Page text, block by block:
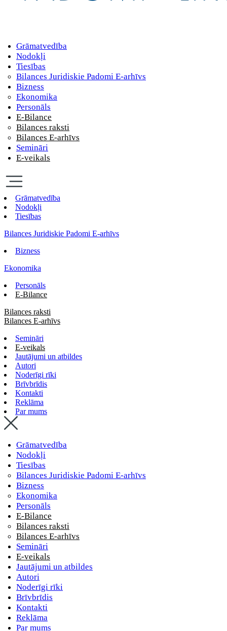
Grāmatvedība
Nodokļi
Tiesības
Bilances Juridiskie Padomi E-arhīvs
Bizness
Ekonomika
Personāls
E-Bilance
Bilances raksti
Bilances E-arhīvs
Semināri
E-veikals
Grāmatvedība
Nodokļi
Tiesības
Bilances Juridiskie Padomi E-arhīvs
Bizness
Ekonomika
Personāls
E-Bilance
Bilances raksti
Bilances E-arhīvs
Semināri
E-veikals
Jautājumi un atbildes
Autori
Noderīgi rīki
Brīvbrīdis
Kontakti
Reklāma
Par mums
Grāmatvedība
Nodokļi
Tiesības
Bilances Juridiskie Padomi E-arhīvs
Bizness
Ekonomika
Personāls
E-Bilance
Bilances raksti
Bilances E-arhīvs
Semināri
E-veikals
Jautājumi un atbildes
Autori
Noderīgi rīki
Brīvbrīdis
Kontakti
Reklāma
Par mums